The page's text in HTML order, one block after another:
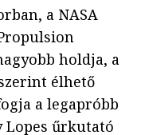
a NASA
holdja, a
élhető
a legapróbb
Lopes űrkutató